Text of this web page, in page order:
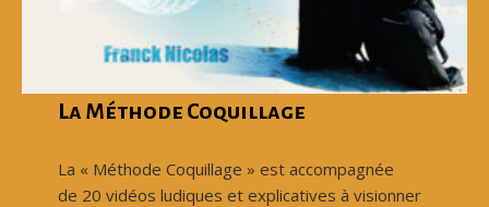
La Méthode Coquillage
La « Méthode Coquillage » est accompagnée
de 20 vidéos ludiques et explicatives à visionner